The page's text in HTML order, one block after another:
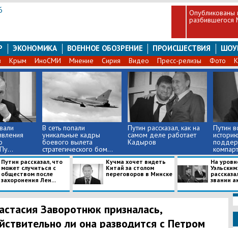
Опубликованы
разбившегося
ЭКОНОМИКА ВОЕННОЕ ОБОЗРЕНИЕ ПРОИСШЕСТВИЯ
Крым ИноСМИ Мнение Сирия Видео Пресс-релизы Фото
В сеть попали
уникальные кадры
боевого вылета
стратегического бом...
Путин рассказал, как на
самом деле работает
Кадыров
Путин
Путин рассказал, что
может случиться с
обществом после
захоронения Лен...
Кучма хочет видеть
Китай за столом
переговоров в Минске
На
звании
Заворотнюк призналась,
ли она разводится с Петром